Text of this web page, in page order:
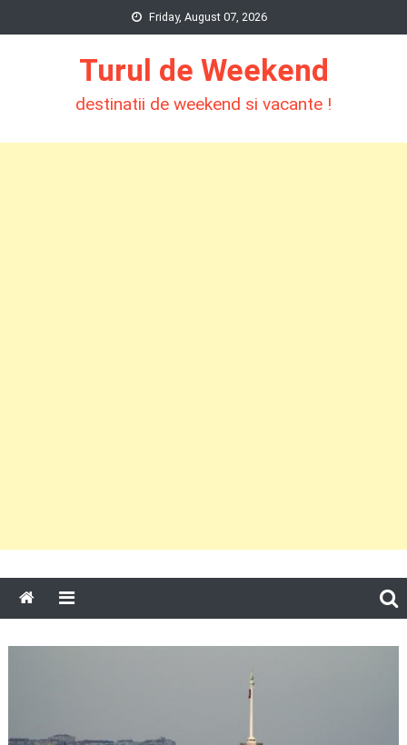
to
Friday, August 07, 2026
Turul de Weekend
destinatii de weekend si vacante !